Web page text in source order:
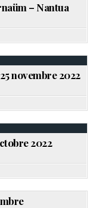
– Nantua
novembre 2022
2022